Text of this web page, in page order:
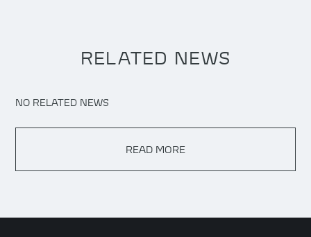
RELATED NEWS
NO RELATED NEWS
READ MORE